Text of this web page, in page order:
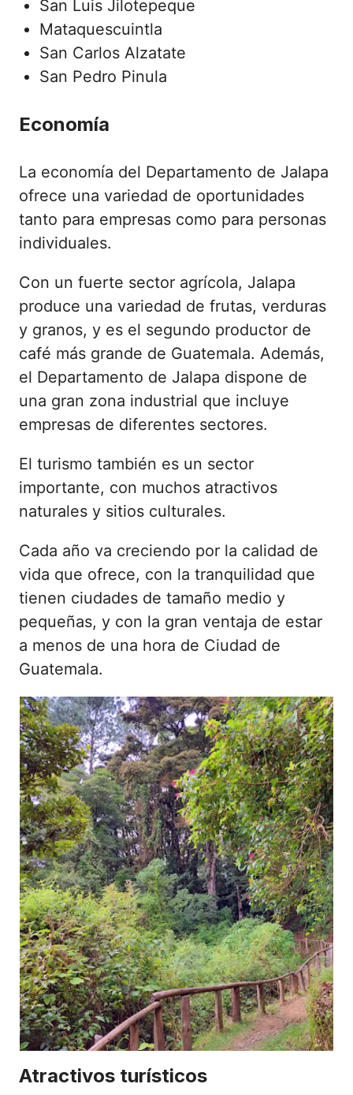
San Luis Jilotepeque
Mataquescuintla
San Carlos Alzatate
San Pedro Pinula
Economía
La economía del Departamento de Jalapa
ofrece una variedad de oportunidades
tanto para empresas como para personas
individuales.
Con un fuerte sector agrícola, Jalapa
produce una variedad de frutas, verduras
y granos, y es el segundo productor de
café más grande de Guatemala. Además,
el Departamento de Jalapa dispone de
una gran zona industrial que incluye
empresas de diferentes sectores.
El turismo también es un sector
importante, con muchos atractivos
naturales y sitios culturales.
Cada año va creciendo por la calidad de
vida que ofrece, con la tranquilidad que
tienen ciudades de tamaño medio y
pequeñas, y con la gran ventaja de estar
a menos de una hora de Ciudad de
Guatemala.
Atractivos turísticos